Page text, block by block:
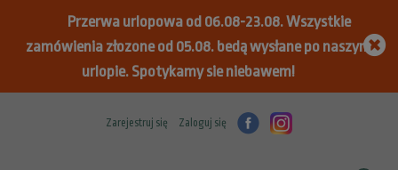
Przerwa urlopowa od 06.08-23.08. Wszystkie
zamówienia złozone od 05.08. bedą wysłane po naszym
urlopie. Spotykamy sie niebawem!
Zarejestruj się Zaloguj się